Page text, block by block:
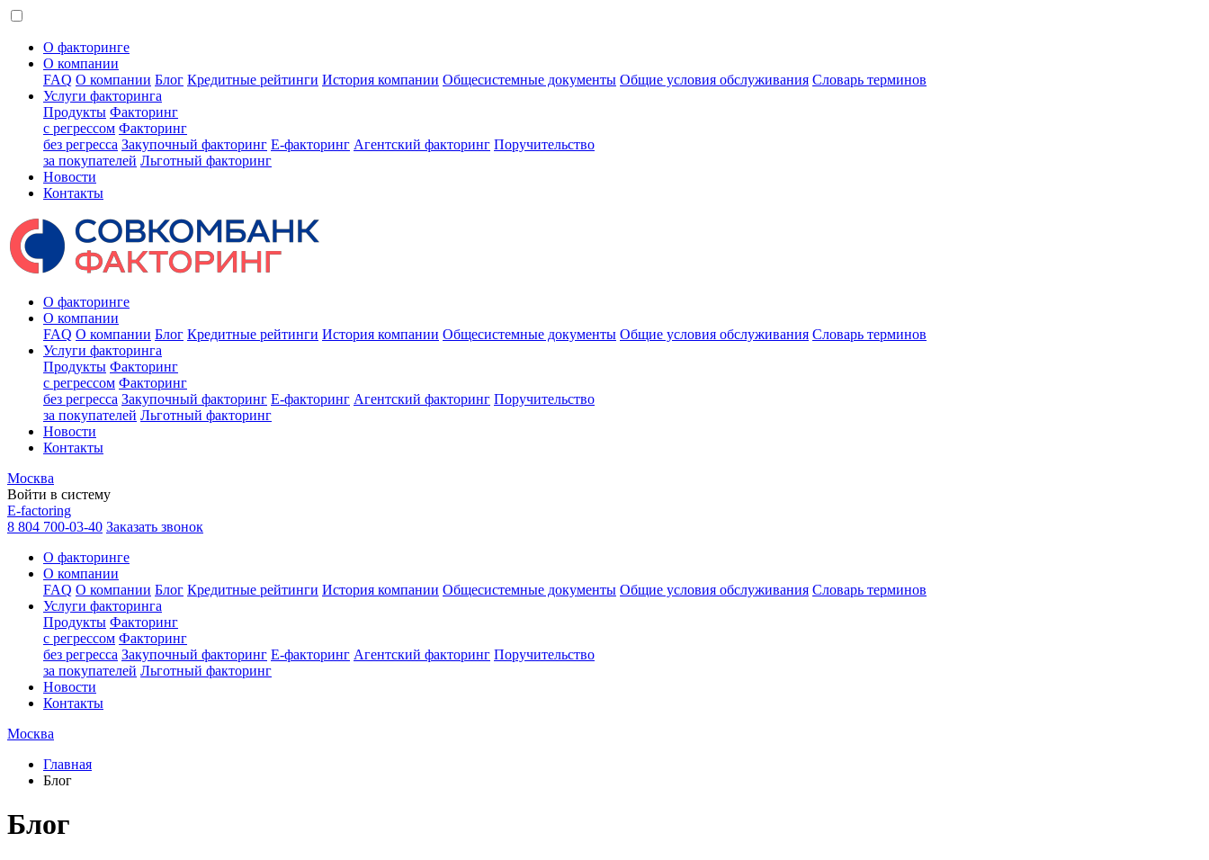
О факторинге
О компании
FAQ О компании Блог Кредитные рейтинги История компании Общесистемные документы Общие условия обслуживания Словарь терминов
Услуги факторинга
Продукты Факторинг
с регрессом Факторинг
без регресса Закупочный факторинг E-факторинг Агентский факторинг Поручительство
за покупателей Льготный факторинг
Новости
Контакты
О факторинге
О компании
FAQ О компании Блог Кредитные рейтинги История компании Общесистемные документы Общие условия обслуживания Словарь терминов
Услуги факторинга
Продукты Факторинг
с регрессом Факторинг
без регресса Закупочный факторинг E-факторинг Агентский факторинг Поручительство
за покупателей Льготный факторинг
Новости
Контакты
Москва
Войти в систему
E-factoring
8 804 700-03-40 Заказать звонок
О факторинге
О компании
FAQ О компании Блог Кредитные рейтинги История компании Общесистемные документы Общие условия обслуживания Словарь терминов
Услуги факторинга
Продукты Факторинг
с регрессом Факторинг
без регресса Закупочный факторинг E-факторинг Агентский факторинг Поручительство
за покупателей Льготный факторинг
Новости
Контакты
Москва
Главная
Блог
Блог